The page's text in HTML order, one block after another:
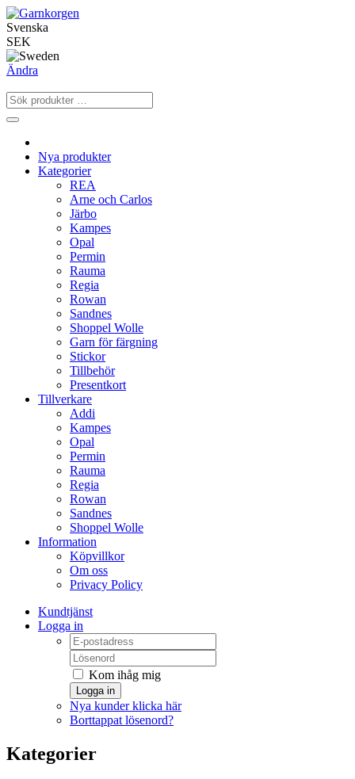
Svenska
SEK
Ändra
Nya produkter
Kategorier
REA
Arne och Carlos
Järbo
Kampes
Opal
Permin
Rauma
Regia
Rowan
Sandnes
Shoppel Wolle
Garn för färgning
Stickor
Tillbehör
Presentkort
Tillverkare
Addi
Kampes
Opal
Permin
Rauma
Regia
Rowan
Sandnes
Shoppel Wolle
Information
Köpvillkor
Om oss
Privacy Policy
Kundtjänst
Logga in
Kom ihåg mig
Logga in
Nya kunder klicka här
Borttappat lösenord?
Kategorier